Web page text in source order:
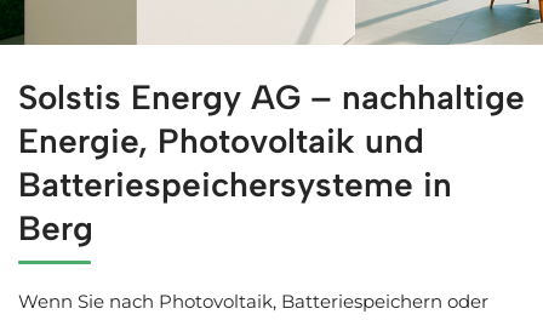
Solstis Energy AG – nachhaltige
Energie, Photovoltaik und
Batteriespeichersysteme in
Berg
Wenn Sie nach Photovoltaik, Batteriespeichern oder